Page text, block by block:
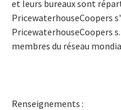
et leurs bureaux sont
PricewaterhouseCoopers
PricewaterhouseCoopers
membres du réseau
Renseignements :